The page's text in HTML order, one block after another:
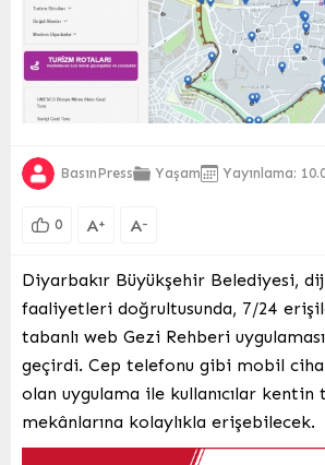
BasınPress Yaşam Yayınlama:
0 A+ A-
Diyarbakır Büyükşehir Belediyesi,
faaliyetleri doğrultusunda, 7/24
tabanlı web Gezi Rehberi
geçirdi. Cep telefonu gibi mobil
olan uygulama ile kullanıcılar
mekânlarına kolaylıkla erişebilecek.